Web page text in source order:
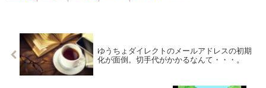
ゆうちょダイレクトのメールアドレスの初期
化が面倒。切手代がかかるなんて・・・。